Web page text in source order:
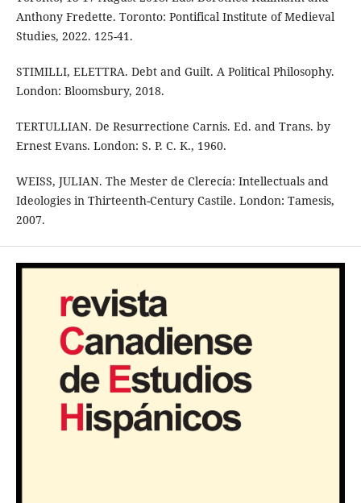
Anthony Fredette. Toronto: Pontifical Institute of Medieval
Studies, 2022. 125-41.
STIMILLI, ELETTRA. Debt and Guilt. A Political Philosophy.
London: Bloomsbury, 2018.
TERTULLIAN. De Resurrectione Carnis. Ed. and Trans. by
Ernest Evans. London: S. P. C. K., 1960.
WEISS, JULIAN. The Mester de Clerecía: Intellectuals and
Ideologies in Thirteenth-Century Castile. London: Tamesis,
2007.